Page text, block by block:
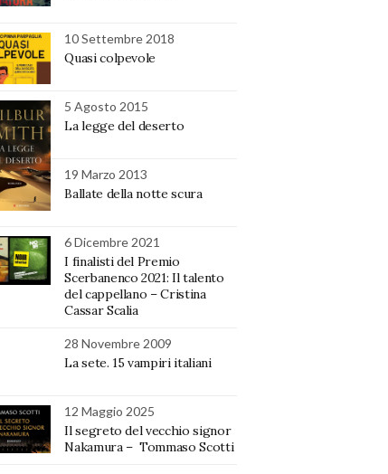
10 Settembre 2018
Quasi colpevole
5 Agosto 2015
La legge del deserto
19 Marzo 2013
Ballate della notte scura
6 Dicembre 2021
I finalisti del Premio
Scerbanenco 2021: Il talento
del cappellano – Cristina
Cassar Scalia
28 Novembre 2009
La sete. 15 vampiri italiani
12 Maggio 2025
Il segreto del vecchio signor
Nakamura – Tommaso Scotti